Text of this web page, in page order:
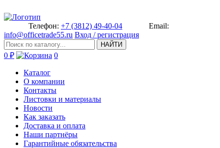
Телефон: +7 (3812) 49-40-04
Email:
info@officetrade55.ru Вход / регистрация
НАЙТИ
0 ₽ 0
Каталог
О компании
Контакты
Листовки и материалы
Новости
Как заказать
Доставка и оплата
Наши партнёры
Гарантийные обязательства